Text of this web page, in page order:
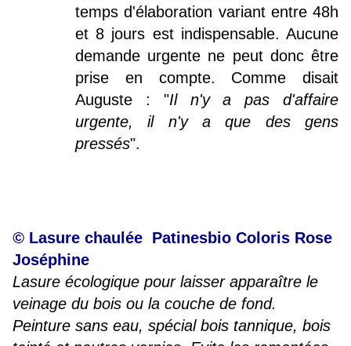
temps d'élaboration variant entre 48h
et 8 jours est indispensable. Aucune
demande urgente ne peut donc être
prise en compte. Comme disait
Auguste : "Il n'y a pas d'affaire
urgente, il n'y a que des gens
pressés".
© Lasure chaulée Patinesbio Coloris Rose
Joséphine
Lasure écologique pour laisser apparaître le
veinage du bois ou la couche de fond.
Peinture sans eau, spécial bois tannique, bois